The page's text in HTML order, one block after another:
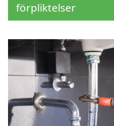
förpliktelser